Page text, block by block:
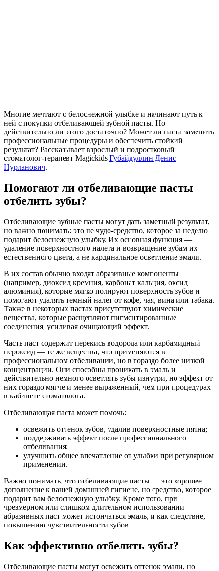
Многие мечтают о белоснежной улыбке и начинают путь к
ней с покупки отбеливающей зубной пасты. Но
действительно ли этого достаточно? Может ли паста заменить
профессиональные процедуры и обеспечить стойкий
результат? Рассказывает взрослый и подростковый
стоматолог-терапевт Magickids Губайдуллин Денис
Нурланович.
Помогают ли отбеливающие пасты
отбелить зубы?
Отбеливающие зубные пасты могут дать заметный результат,
но важно понимать: это не чудо-средство, которое за неделю
подарит белоснежную улыбку. Их основная функция —
удаление поверхностного налета и возвращение зубам их
естественного цвета, а не кардинальное осветление эмали.
В их состав обычно входят абразивные компоненты
(например, диоксид кремния, карбонат кальция, оксид
алюминия), которые мягко полируют поверхность зубов и
помогают удалять темный налет от кофе, чая, вина или табака.
Также в некоторых пастах присутствуют химические
вещества, которые расщепляют пигментированные
соединения, усиливая очищающий эффект.
Часть паст содержит перекись водорода или карбамидный
пероксид — те же вещества, что применяются в
профессиональном отбеливании, но в гораздо более низкой
концентрации. Они способны проникать в эмаль и
действительно немного осветлять зубы изнутри, но эффект от
них гораздо мягче и менее выраженный, чем при процедурах
в кабинете стоматолога.
Отбеливающая паста может помочь:
освежить оттенок зубов, удалив поверхностные пятна;
поддерживать эффект после профессионального
отбеливания;
улучшить общее впечатление от улыбки при регулярном
применении.
Важно понимать, что отбеливающие пасты — это хорошее
дополнение к вашей домашней гигиене, но средство, которое
подарит вам белоснежную улыбку. Кроме того, при
чрезмерном или слишком длительном использовании
абразивных паст может истончаться эмаль, и как следствие,
повышению чувствительности зубов.
Как эффективно отбелить зубы?
Отбеливающие пасты могут освежить оттенок эмали, но